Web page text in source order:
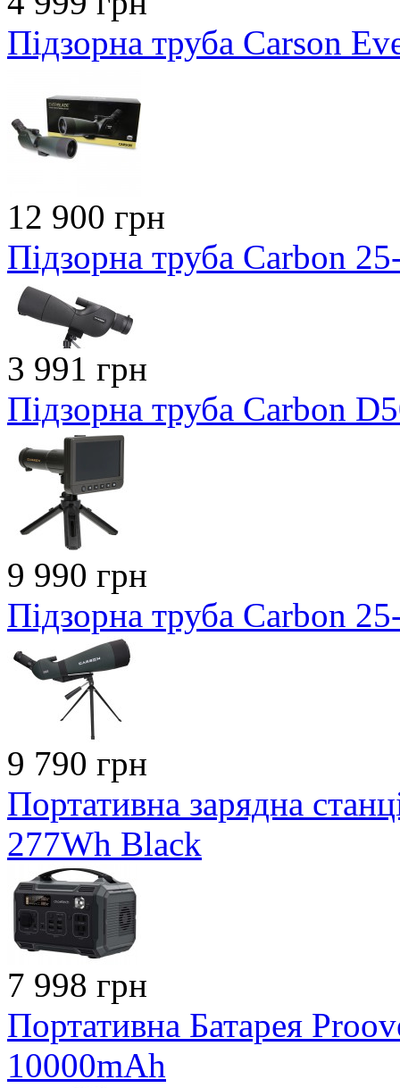
Підзорна труба Сarson
12 900 грн
Підзорна труба Carbon
3 991 грн
Підзорна труба Carbon
9 990 грн
Підзорна труба Carbon
9 790 грн
Портативна зарядна
277Wh Black
7 998 грн
Портативна Батарея
10000mAh